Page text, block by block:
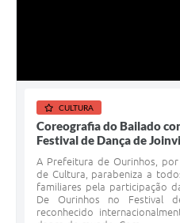
CULTURA
Coreografia do Bailado
Festival de Dança de
A Prefeitura de Ourinhos,
de Cultura, parabeniza a
familiares pela participação
De Ourinhos no Festival
reconhecido